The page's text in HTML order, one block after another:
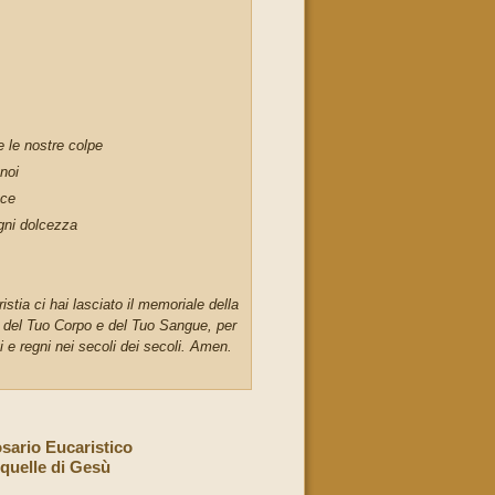
nostre colpe
dolcezza
ci hai lasciato il memoriale della
Tuo Corpo e del Tuo Sangue, per
regni nei secoli dei secoli. Amen.
Eucaristico
di Gesù